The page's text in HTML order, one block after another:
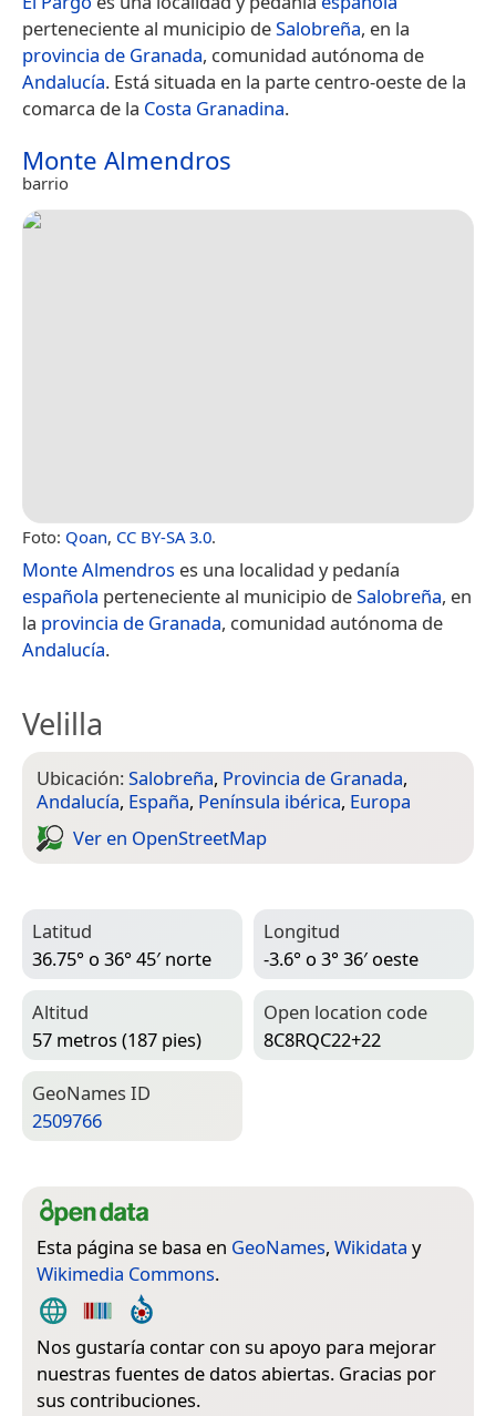
perteneciente al municipio deSalobreña, en la
provincia de Granada, comunidad autónoma de
Andalucía. Está situada en la parte centro-oeste de la
comarca de la Costa Granadina.
Monte Almendros
barrio
Foto: Qoan, CC BY-SA 3.0.
Monte Almendros es una localidad y pedanía
española perteneciente al municipio deSalobreña, en
la provincia de Granada, comunidad autónoma de
Andalucía.
Velilla
Ubicación:Salobreña, Provincia de Granada,
Andalucía, España, Península ibérica, Europa
Ver en Open­Street­Map
Latitud
36.75° o 36° 45′ norte
Longitud
-3.6° o 3° 36′ oeste
Altitud
57 metros (187 pies)
Open location code
8C8RQC22+22
Geo­Names ID
2509766
Esta página se basa en GeoNames, Wikidata y
Wikimedia Commons.
Nos gustaría contar con su apoyo para mejorar
nuestras fuentes de datos abiertas. Gracias por
sus contribuciones.